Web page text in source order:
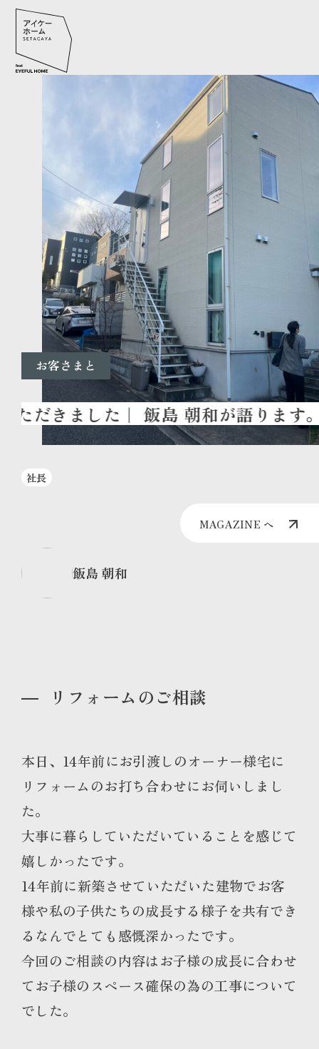
お客さまと
社長
MAGAZINE へ
飯島 朝和
リフォームのご相談
本日、14年前にお引渡しのオーナー様宅に
リフォームのお打ち合わせにお伺いしまし
た。
大事に暮らしていただいていることを感じて
嬉しかったです。
14年前に新築させていただいた建物でお客
様や私の子供たちの成長する様子を共有でき
るなんでとても感慨深かったです。
今回のご相談の内容はお子様の成長に合わせ
てお子様のスペース確保の為の工事について
でした。